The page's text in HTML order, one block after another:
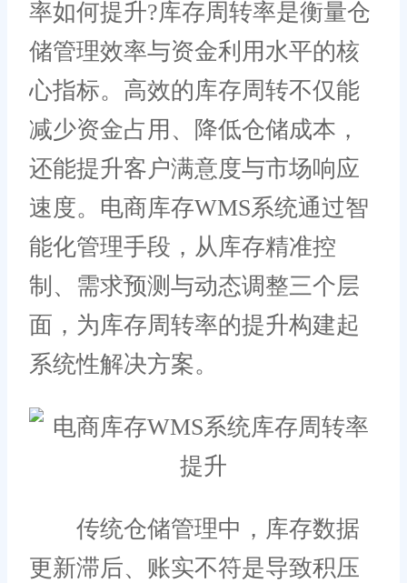
率如何提升?库存周转率是衡量仓
储管理效率与资金利用水平的核
心指标。高效的库存周转不仅能
减少资金占用、降低仓储成本，
还能提升客户满意度与市场响应
速度。电商库存WMS系统通过智
能化管理手段，从库存精准控
制、需求预测与动态调整三个层
面，为库存周转率的提升构建起
系统性解决方案。
传统仓储管理中，库存数据
更新滞后、账实不符是导致积压